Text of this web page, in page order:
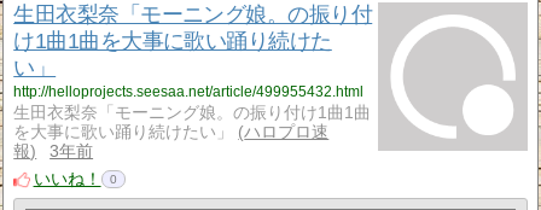
生田衣梨奈「モーニング娘。の振り付
け1曲1曲を大事に歌い踊り続けた
い」
http://helloprojects.seesaa.net/article/499955432.html
生田衣梨奈「モーニング娘。の振り付け1曲1曲
を大事に歌い踊り続けたい」
ハロプロ速
報
3年前
いいね！
0